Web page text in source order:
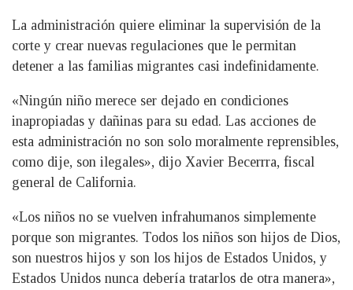
La administración quiere eliminar la supervisión de la
corte y crear nuevas regulaciones que le permitan
detener a las familias migrantes casi indefinidamente.
«Ningún niño merece ser dejado en condiciones
inapropiadas y dañinas para su edad. Las acciones de
esta administración no son solo moralmente reprensibles,
como dije, son ilegales», dijo Xavier Becerrra, fiscal
general de California.
«Los niños no se vuelven infrahumanos simplemente
porque son migrantes. Todos los niños son hijos de Dios,
son nuestros hijos y son los hijos de Estados Unidos, y
Estados Unidos nunca debería tratarlos de otra manera»,